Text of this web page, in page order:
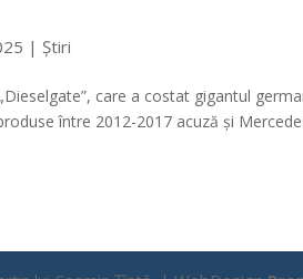
|Știri
care a costat gigantul
între 2012-2017 acuză și